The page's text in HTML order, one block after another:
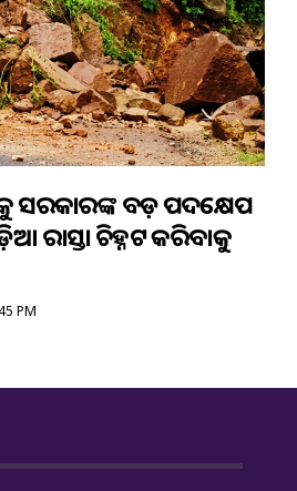
ସରକାରଙ୍କ ବଡ଼ ପଦକ୍ଷେପ
ରାସ୍ତା ଚିହ୍ନଟ କରିବାକୁ
PM